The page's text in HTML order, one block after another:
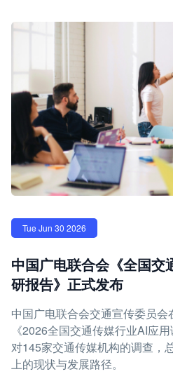
Tue Jun 30 2026
中国广电联合会《全国交
研报告》正式发布
中国广电联合会交通宣传委员会
《2026全国交通传媒行业AI应
对145家交通传媒机构的调查，
上的现状与发展路径。